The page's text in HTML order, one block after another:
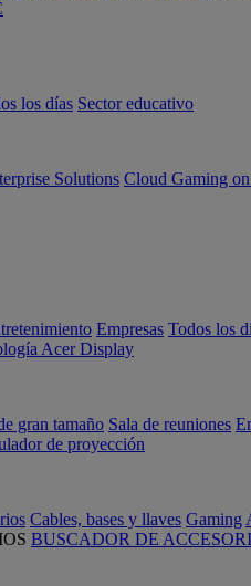
los días Sector educativo
Solutions Cloud Gaming
Empresas Todos los
Acer Display
gran tamaño Sala de reuniones
de proyección
Cables, bases y llaves Gaming
BUSCADOR DE